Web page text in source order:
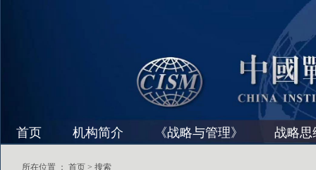
首页 机构简介 《战略与管理》 战略思
所在位置 ： 首页 > 搜索